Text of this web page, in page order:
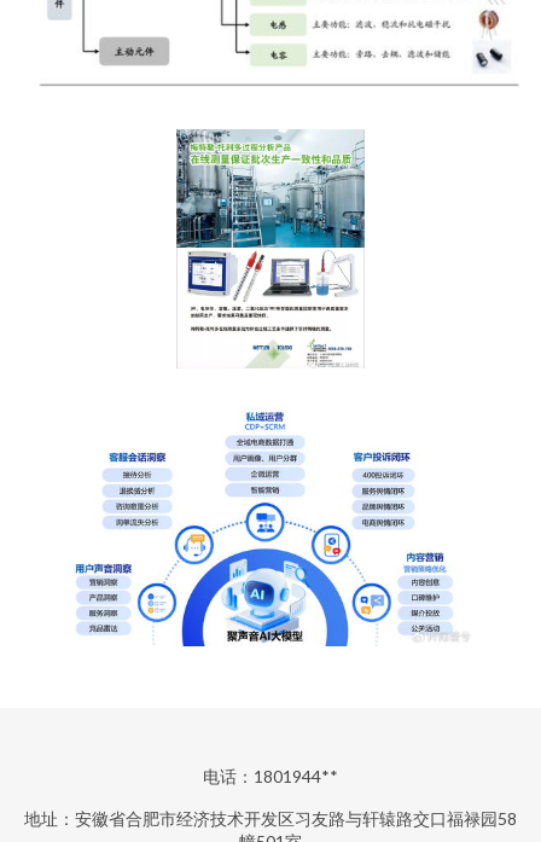
电话：1801944**
地址：安徽省合肥市经济技术开发区习友路与轩辕路交口福禄园58